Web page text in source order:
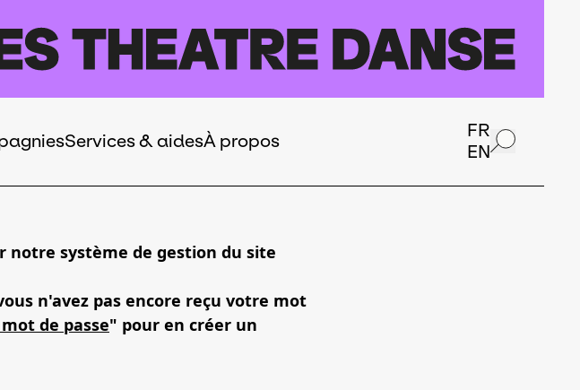
Services & aidesÀ propos
FR
EN
système de gestion du site
n'avez pas encore reçu votre mot
de passe" pour en créer un